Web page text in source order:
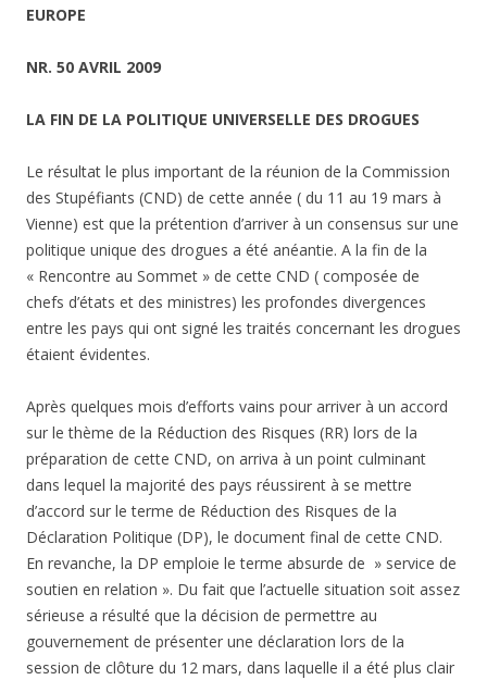
EUROPE
NR. 50 AVRIL 2009
LA FIN DE LA POLITIQUE UNIVERSELLE DES DROGUES
Le résultat le plus important de la réunion de la Commission
des Stupéfiants (CND) de cette année ( du 11 au 19 mars à
Vienne) est que la prétention d’arriver à un consensus sur une
politique unique des drogues a été anéantie. A la fin de la
« Rencontre au Sommet » de cette CND ( composée de
chefs d’états et des ministres) les profondes divergences
entre les pays qui ont signé les traités concernant les drogues
étaient évidentes.
Après quelques mois d’efforts vains pour arriver à un accord
sur le thème de la Réduction des Risques (RR) lors de la
préparation de cette CND, on arriva à un point culminant
dans lequel la majorité des pays réussirent à se mettre
d’accord sur le terme de Réduction des Risques de la
Déclaration Politique (DP), le document final de cette CND.
En revanche, la DP emploie le terme absurde de » service de
soutien en relation ». Du fait que l’actuelle situation soit assez
sérieuse a résulté que la décision de permettre au
gouvernement de présenter une déclaration lors de la
session de clôture du 12 mars, dans laquelle il a été plus clair